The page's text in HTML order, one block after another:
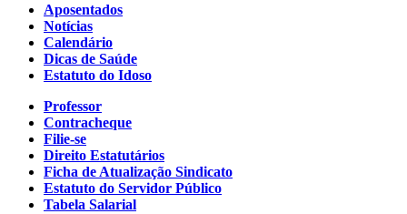
Aposentados
Notícias
Calendário
Dicas de Saúde
Estatuto do Idoso
Professor
Contracheque
Filie-se
Direito Estatutários
Ficha de Atualização Sindicato
Estatuto do Servidor Público
Tabela Salarial